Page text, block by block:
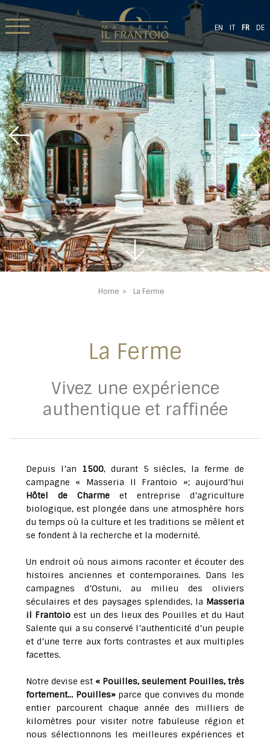
EN IT FR DE
Home La Ferme
La Ferme
Vivez une expérience
authentique et raffinée
Depuis l’an 1500, durant 5 siècles, la ferme de
campagne « Masseria Il Frantoio »; aujourd’hui
Hôtel de Charmeet entreprise d’agriculture
biologique, est plongée dans une atmosphère hors
du temps où la culture et les traditions se mêlent et
se fondent à la recherche et la modernité.
Un endroit où nous aimons raconter et écouter des
histoires anciennes et contemporaines. Dans les
campagnes d’Ostuni, au milieu des oliviers
séculaires et des paysages splendides, la Masseria
il Frantoio est un des lieux des Pouilles et du Haut
Salente qui a su conservé l’authenticité d’un peuple
et d’une terre aux forts contrastes et aux multiples
facettes.
Notre devise est « Pouilles, seulement Pouilles, très
fortement… Pouilles»parce que convives du monde
entier parcourent chaque année des milliers de
kilomètres pour visiter notre fabuleuse région et
nous sélectionnons les meilleures expériences et